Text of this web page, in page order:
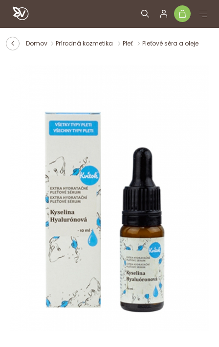
Domov Prírodná kozmetika Pleť Pleťové séra a oleje